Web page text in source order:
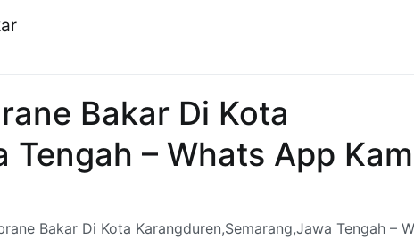
Bakar Di Kota
– Whats App
Bakar Di Kota Karangduren,Semarang,Jawa Tengah –